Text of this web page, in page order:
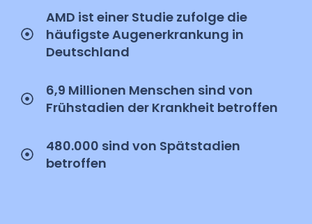
AMD ist einer Studie zufolge die
häufigste Augenerkrankung in
Deutschland
6,9 Millionen Menschen sind von
Frühstadien der Krankheit betroffen
480.000 sind von Spätstadien
betroffen